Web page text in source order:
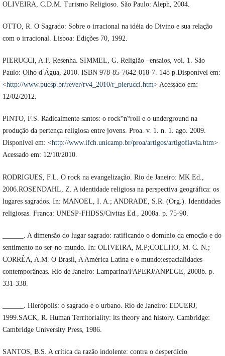
OLIVEIRA, C.D.M. Turismo Religioso. São Paulo: Aleph, 2004.
OTTO, R. O Sagrado: Sobre o irracional na idéia do Divino e sua relação
com o irracional. Lisboa: Edições 70, 1992.
PIERUCCI, A.F. Resenha. SIMMEL, G. Religião –ensaios, vol. 1. São
Paulo: Olho d ́Água, 2010. ISBN 978-85-7642-018-7. 148 p.Disponível em:
<http://www.pucsp.br/rever/rv4_2010/r_pierucci.htm> Acessado em:
12/02/2012.
PINTO, F.S. Radicalmente santos: o rock‟n‟roll e o underground na
produção da pertença religiosa entre jovens. Proa. v. 1. n. 1. ago. 2009.
Disponível em: <http://www.ifch.unicamp.br/proa/artigos/artigoflavia.htm>
Acessado em: 12/10/2010.
RODRIGUES, F.L. O rock na evangelização. Rio de Janeiro: MK Ed.,
2006.ROSENDAHL, Z. A identidade religiosa na perspectiva geográfica: os
lugares sagrados. In: MANOEL, I. A.; ANDRADE, S.R. (Org.). Identidades
religiosas. Franca: UNESP-FHDSS/Civitas Ed., 2008a. p. 75-90.
______. A dimensão do lugar sagrado: ratificando o domínio da emoção e do
sentimento no ser-no-mundo. In: OLIVEIRA, M.P;COELHO, M. C. N.;
CORRÊA, A.M. O Brasil, A América Latina e o mundo:espacialidades
contemporâneas. Rio de Janeiro: Lamparina/FAPERJ/ANPEGE, 2008b. p.
331-338.
______. Hierópolis: o sagrado e o urbano. Rio de Janeiro: EDUERJ,
1999.SACK, R. Human Territoriality: its theory and history. Cambridge:
Cambridge University Press, 1986.
SANTOS, B.S. A crítica da razão indolente: contra o desperdício